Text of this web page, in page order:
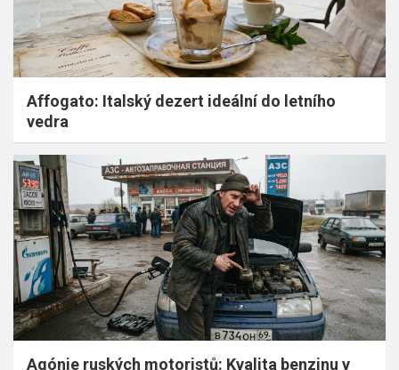
Affogato: Italský dezert ideální do letního
vedra
Agónie ruských motoristů: Kvalita benzinu v